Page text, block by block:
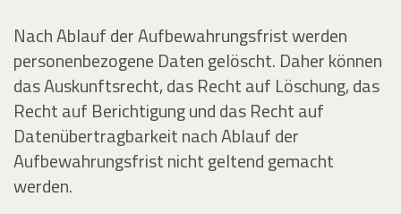
Nach Ablauf der Aufbewahrungsfrist werden
personenbezogene Daten gelöscht. Daher können
das Auskunftsrecht, das Recht auf Löschung, das
Recht auf Berichtigung und das Recht auf
Datenübertragbarkeit nach Ablauf der
Aufbewahrungsfrist nicht geltend gemacht
werden.